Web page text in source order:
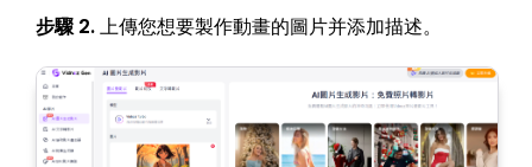
步驟 2.上傳您想要製作動畫的圖片并添加描述。